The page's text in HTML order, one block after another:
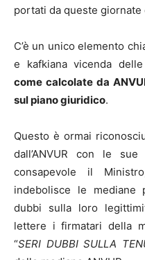
portati da queste giornate
C’è un unico elemento
e kafkiana vicenda
come calcolate da
sul piano giuridico.
Questo è ormai
dall’ANVUR con le
consapevole il
indebolisce le mediane
dubbi sulla loro
lettere i firmatari della
“SERI DUBBI SULLA